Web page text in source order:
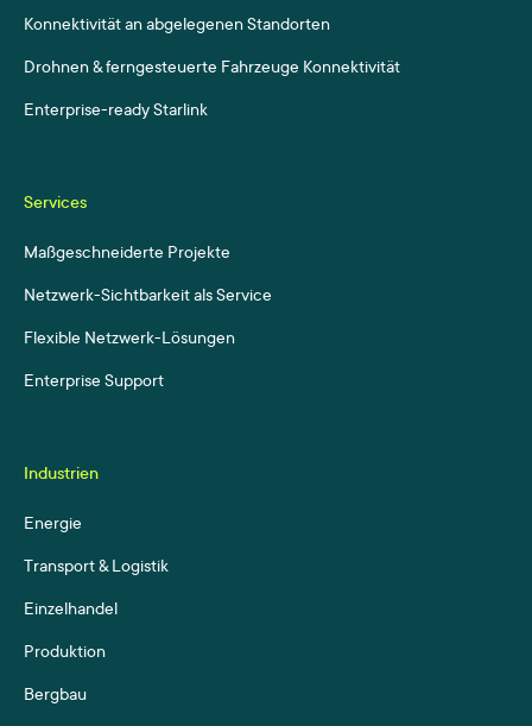
Konnektivität an abgelegenen Standorten
Drohnen & ferngesteuerte Fahrzeuge Konnektivität
Enterprise-ready Starlink
Services
Maßgeschneiderte Projekte
Netzwerk-Sichtbarkeit als Service
Flexible Netzwerk-Lösungen
Enterprise Support
Industrien
Energie
Transport & Logistik
Einzelhandel
Produktion
Bergbau